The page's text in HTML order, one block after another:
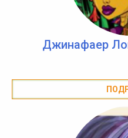
Джинафаер